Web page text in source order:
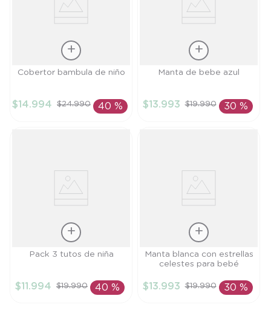
Talla
AÑADIR AL
Cobertor bambula de niño
$14.994 $24.990 40 %
Talla
AÑADIR AL
Manta de bebe azul
$13.993 $19.990 30 %
Talla
AÑADIR AL
Pack 3 tutos de niña
$11 .994 $19.990 40 %
Talla
AÑADIR AL
Manta blanca con estrellas
celestes para bebé
$13.993 $19.990 30 %